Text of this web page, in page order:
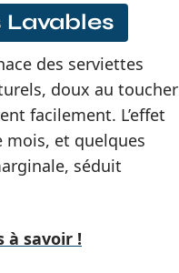
Lavables
des serviettes
doux au toucher
facilement. L’effet
mois, et quelques
séduit
à savoir !